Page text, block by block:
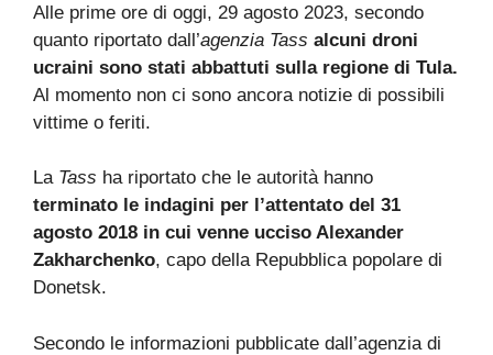
Alle prime ore di oggi, 29 agosto 2023, secondo
quanto riportato dall’agenzia Tass alcuni droni
ucraini sono stati abbattuti sulla regione di Tula.
Al momento non ci sono ancora notizie di possibili
vittime o feriti.
La Tass ha riportato che le autorità hanno
terminato le indagini per l’attentato del 31
agosto 2018 in cui venne ucciso Alexander
Zakharchenko, capo della Repubblica popolare di
Donetsk.
Secondo le informazioni pubblicate dall’agenzia di